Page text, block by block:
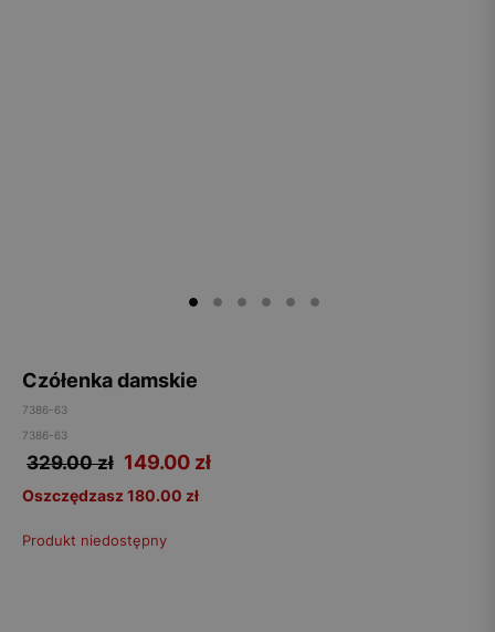
Czółenka damskie
7386-63
7386-63
329.00 zł 149.00 zł
Oszczędzasz 180.00 zł
Produkt niedostępny